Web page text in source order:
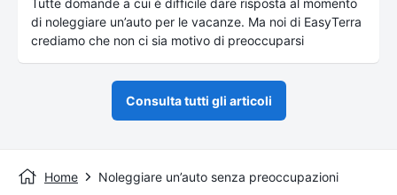
Tutte domande a cui è difficile dare risposta al momento
di noleggiare un’auto per le vacanze. Ma noi di EasyTerra
crediamo che non ci sia motivo di preoccuparsi
Consulta tutti gli articoli
Home Noleggiare un’auto senza preoccupazioni